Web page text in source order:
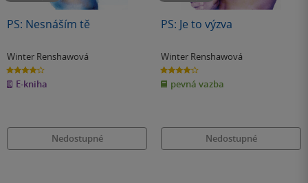
PS: Nesnáším tě
Winter Renshawová
4.1
z
5
hvězdiček
E-kniha
Nedostupné
PS: Je to výzva
Winter Renshawová
4.1
z
5
hvězdiček
pevná vazba
Nedostupné